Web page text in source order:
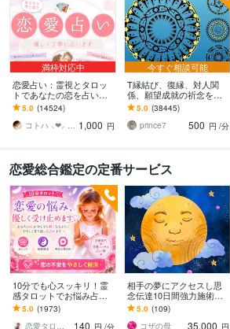
満枠対応中
恋愛占い：霊視とタロッ
トであなたの恋を占いま
す 復縁・片想い・複雑
愛・夫婦問題…お悩みに
優しく寄り添います♡
5.0 (14524)
コトハ ⸜❤︎⸝ 新サービス提供開始✨️ 1,000 円
今すぐ相談可能
T縁結び、復縁、対人関
係、願望成就の祈念を承
ります 対象者の思いと状
況、対象者との対話、祈
念
5.0 (38445)
prince7
500 円 /分
恋愛総合鑑定の定番サービス
10分でも心スッキリ！霊
感タロットでお悩み占い
ます ⭐️どんな恋愛でも不
安を取り除くお手伝いを
します！
5.0 (1973)
恋愛タロット占い師⭐️ヒカリ
140 円 /分
相手の夢にアクセスし思
念伝達10日間強力施術し
ます 縁結び、復活愛、夢
に潜入施術し引き寄せる
5.0 (109)
コザの母
35,000 円